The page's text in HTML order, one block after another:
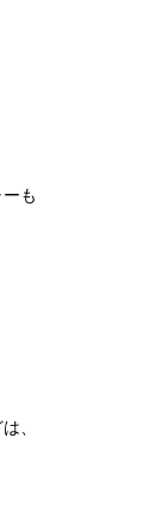
も
、